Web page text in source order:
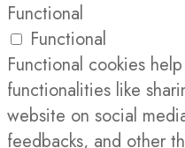
Functional
Functional
Functional cookies
functionalities like
website on social
feedbacks, and other